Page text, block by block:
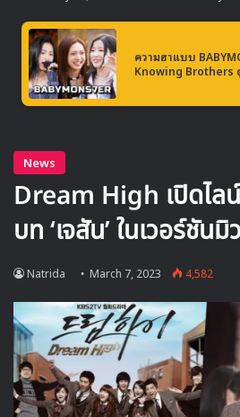
NewJeans ยังได้รับการวิจารณ์เชิง
ดนตรี ในงาน ’20th KOREAN
เมื่อวันที่ 5 ที่ผ่านมา พวกเธอได้รับรา
ทางดนตรี
Source1
Ditto melon
ความฮาแบบ
Knowing Brothers